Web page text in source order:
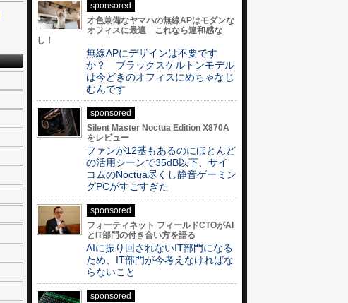
sponsored
才色兼備なヤマハの無線APはモダンな
オフィスに最適 これなら違和感な
し！
無線APにデザインは不要です
か？ ブラックスケルトンモデル
は今どきのオフィスにめちゃなじ
むんです
sponsored
Silent Master Noctua Edition X870A
をレビュー
ファンが12基もあるのにほとんど
の活用シーンで35dB以下、サイ
コムのNoctua尽くし静音ゲーミン
グPCがすごすぎた
sponsored
フォーティネット フィールドCTOがAI
とIT部門の付き合い方を語る
AIに振り回されないIT部門になる
ため、IT部門が今考えなければな
らないこと
sponsored